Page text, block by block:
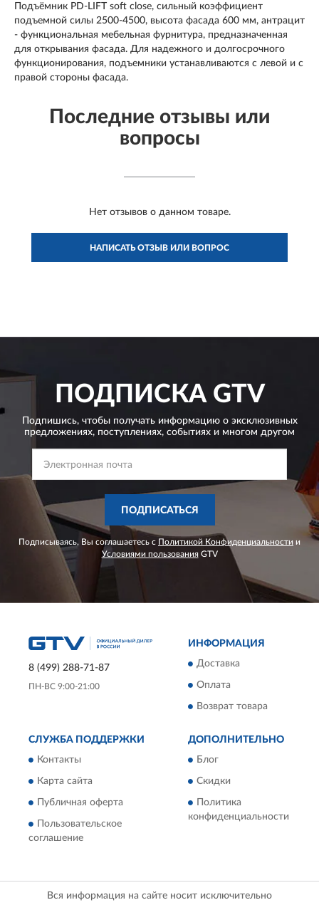
Подъёмник PD-LIFT soft close, сильный коэффициент
подъемной силы 2500-4500, высота фасада 600 мм, антрацит
- функциональная мебельная фурнитура, предназначенная
для открывания фасада. Для надежного и долгосрочного
функционирования, подъемники устанавливаются с левой и с
правой стороны фасада.
Последние отзывы или
вопросы
Нет отзывов о данном товаре.
НАПИСАТЬ ОТЗЫВ ИЛИ ВОПРОС
ПОДПИСКАGTV
Подпишись, чтобы получать информацию о эксклюзивных
предложениях, поступлениях, событиях и многом другом
ПОДПИСАТЬСЯ
Подписываясь, Вы соглашаетесь с Политикой Конфиденциальности и
Условиями пользованияGTV
8 (499) 288-71-87
ПН-ВС 9:00-21:00
ИНФОРМАЦИЯ
Доставка
Оплата
Возврат товара
СЛУЖБА ПОДДЕРЖКИ
Контакты
Карта сайта
Публичная оферта
Пользовательское
соглашение
ДОПОЛНИТЕЛЬНО
Блог
Скидки
Политика
конфиденциальности
Вся информация на сайте носит исключительно